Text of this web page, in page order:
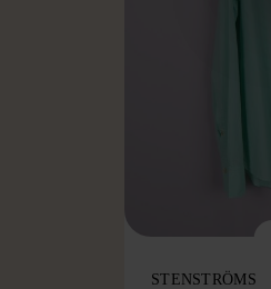
STENSTRÖMS